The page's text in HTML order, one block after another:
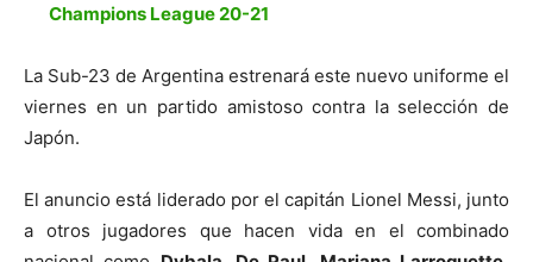
Champions League 20-21
La Sub-23 de Argentina estrenará este nuevo uniforme el
viernes en un partido amistoso contra la selección de
Japón.
El anuncio está liderado por el capitán Lionel Messi, junto
a otros jugadores que hacen vida en el combinado